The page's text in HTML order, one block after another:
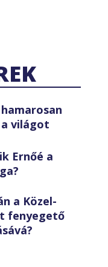
világot
Ernőé a
a Közel-
fenyegető